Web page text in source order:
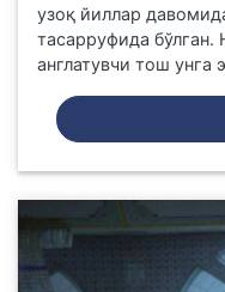
узоқ йиллар
тасарруфида бўлган.
англатувчи тош унга